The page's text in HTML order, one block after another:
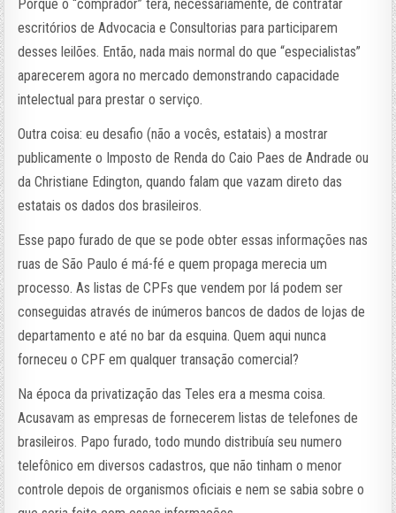
Porque o “comprador” terá, necessariamente, de contratar
escritórios de Advocacia e Consultorias para participarem
desses leilões. Então, nada mais normal do que “especialistas”
aparecerem agora no mercado demonstrando capacidade
intelectual para prestar o serviço.
Outra coisa: eu desafio (não a vocês, estatais) a mostrar
publicamente o Imposto de Renda do Caio Paes de Andrade ou
da Christiane Edington, quando falam que vazam direto das
estatais os dados dos brasileiros.
Esse papo furado de que se pode obter essas informações nas
ruas de São Paulo é má-fé e quem propaga merecia um
processo. As listas de CPFs que vendem por lá podem ser
conseguidas através de inúmeros bancos de dados de lojas de
departamento e até no bar da esquina. Quem aqui nunca
forneceu o CPF em qualquer transação comercial?
Na época da privatização das Teles era a mesma coisa.
Acusavam as empresas de fornecerem listas de telefones de
brasileiros. Papo furado, todo mundo distribuía seu numero
telefônico em diversos cadastros, que não tinham o menor
controle depois de organismos oficiais e nem se sabia sobre o